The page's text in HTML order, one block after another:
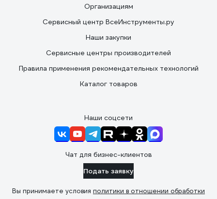
Организациям
Сервисный центр ВсеИнструменты.ру
Наши закупки
Сервисные центры производителей
Правила применения рекомендательных технологий
Каталог товаров
Наши соцсети
Чат для бизнес-клиентов
Подать заявку
Вы принимаете условия политики в отношении обработки